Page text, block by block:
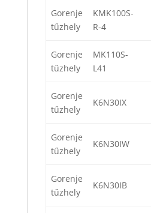
Gorenje
tűzhely
KMK100S-
R-4
Gorenje
tűzhely
MK110S-
L41
Gorenje
tűzhely
K6N30IX
Gorenje
tűzhely
K6N30IW
Gorenje
tűzhely
K6N30IB